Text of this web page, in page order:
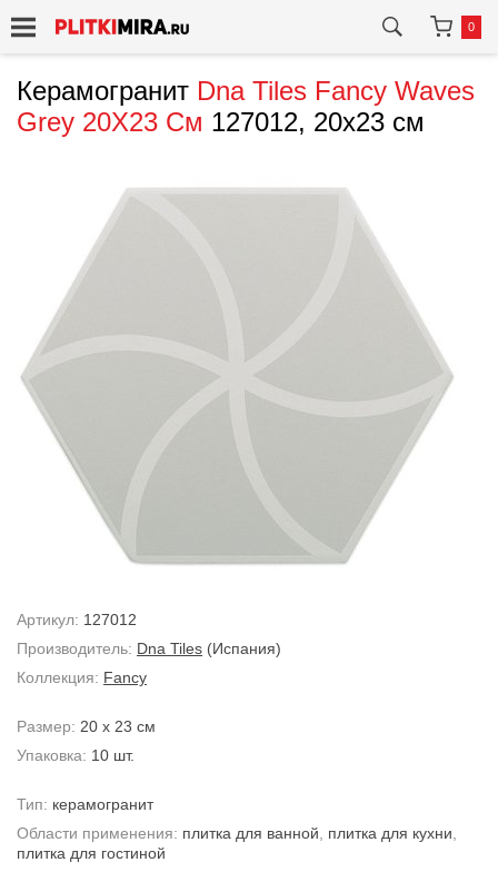
0
Керамогранит Dna Tiles Fancy Waves
Grey 20X23 См 127012, 20x23 см
Артикул: 127012
Производитель: Dna Tiles (Испания)
Коллекция: Fancy
Размер: 20 x 23 см
Упаковка: 10 шт.
Тип: керамогранит
Области применения: плитка для ванной плитка для кухни
плитка для гостиной